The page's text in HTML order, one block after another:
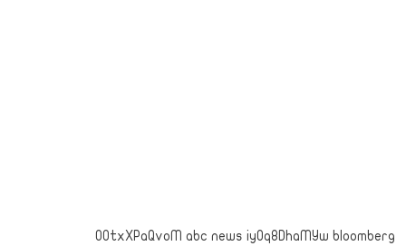
OOtxXPaQvoM abc news iyOq8DhaMYw bloomberg